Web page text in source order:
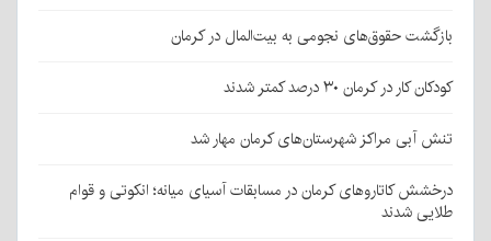
بازگشت حقوق‌های نجومی به بیت‌المال در کرمان
کودکان کار در کرمان ۳۰ درصد کمتر شدند
تنش آبی مراکز شهرستان‌های کرمان مهار شد
درخشش کاتاروهای کرمان در مسابقات آسیای میانه؛ انکوتی و قوام
طلایی شدند